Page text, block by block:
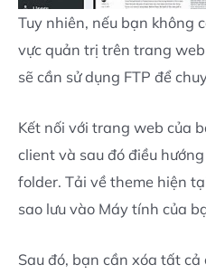
Tuy nhiên, nếu bạn không
vực quản trị trên trang
sẽ cần sử dụng FTP để
Kết nối với trang web của
client và sau đó điều
folder. Tải về theme hiện
sao lưu vào Máy tính của
Sau đó, bạn cần xóa tất